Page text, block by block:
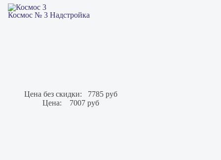
Космос № 3 Надстройка
Цена без скидки:
7785 руб
Цена:
7007 руб